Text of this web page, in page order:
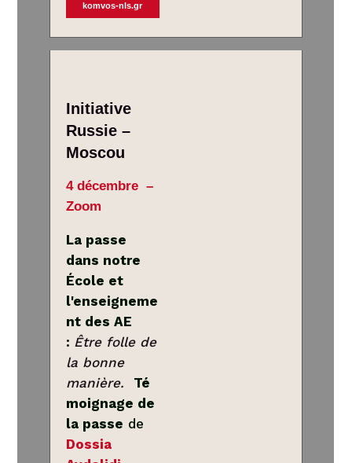
komvos-nls.gr
Initiative
Russie –
Moscou
4 décembre –
Zoom
La passe
dans notre
École et
l'enseigneme
nt des AE
: Être folle de
la bonne
manière.
Té
moignage de
la passe de
Dossia